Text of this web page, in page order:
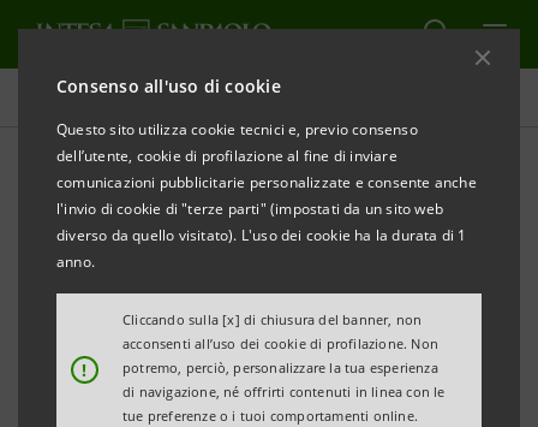
Consenso all'uso di cookie
Questo sito utilizza cookie tecnici e, previo consenso
dell’utente, cookie di profilazione al fine di inviare
comunicazioni pubblicitarie personalizzate e consente anche
l'invio di cookie di "terze parti" (impostati da un sito web
diverso da quello visitato). L'uso dei cookie ha la durata di 1
anno.
!
Cliccando sulla [x] di chiusura del banner, non
acconsenti all’uso dei cookie di profilazione. Non
potremo, perciò, personalizzare la tua esperienza
di navigazione, né offrirti contenuti in linea con le
tue preferenze o i tuoi comportamenti online.
Ultime notizie e approfondimenti
Dichiarazione Consolidata
Non Finanziaria 2021
interattiva